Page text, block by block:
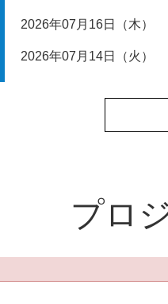
2026年07月16日（木）
2026年07月14日（火）
プロ